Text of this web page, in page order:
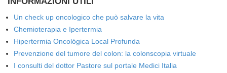
Un check up oncologico che può salvare la vita
Chemioterapia e Ipertermia
Hipertermia Oncológica Local Profunda
Prevenzione del tumore del colon: la colonscopia virtuale
I consulti del dottor Pastore sul portale Medici Italia